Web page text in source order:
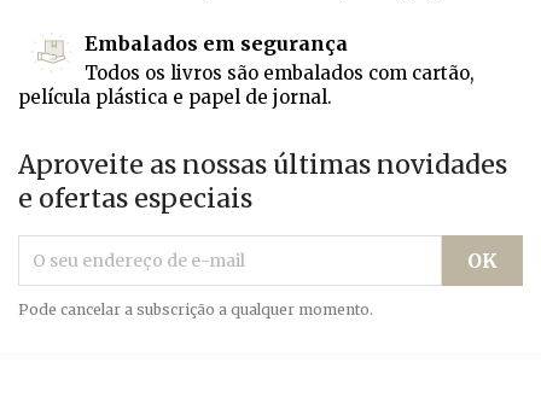
Embalados em segurança
Todos os livros são embalados com cartão,
película plástica e papel de jornal.
Aproveite as nossas últimas novidades
e ofertas especiais
Pode cancelar a subscrição a qualquer momento.